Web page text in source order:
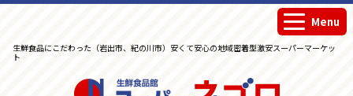
生鮮食品にこだわった（岩出市、紀の川市）安くて安心の地域密着型激安スーパーマーケッ
ト
Menu